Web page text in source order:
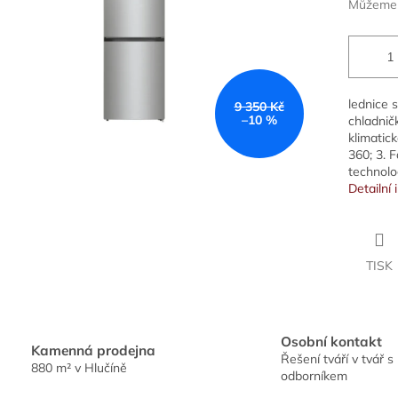
9 350 Kč
–10 %
lednice
360; 3.
Detailní
TISK
Kamenná prodejna
880 m² v Hlučíně
Osobní kontakt
Řešení tváří v tvář s
odborníkem